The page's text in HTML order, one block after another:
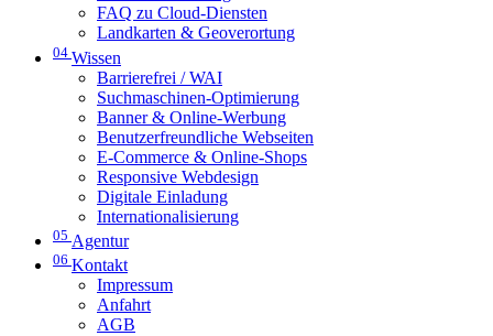
FAQ zu Cloud-Diensten
Landkarten & Geoverortung
04 Wissen
Barrierefrei / WAI
Suchmaschinen-Optimierung
Banner & Online-Werbung
Benutzerfreundliche Webseiten
E-Commerce & Online-Shops
Responsive Webdesign
Digitale Einladung
Internationalisierung
05 Agentur
06 Kontakt
Impressum
Anfahrt
AGB